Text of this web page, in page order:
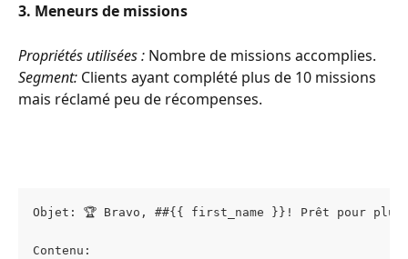
3. Meneurs de missions
Propriétés utilisées : Nombre de missions accomplies.
Segment: Clients ayant complété plus de 10 missions
mais réclamé peu de récompenses.
Objet: 🏆 Bravo, ##{{ first_name }}! Prêt pour plus
Contenu: